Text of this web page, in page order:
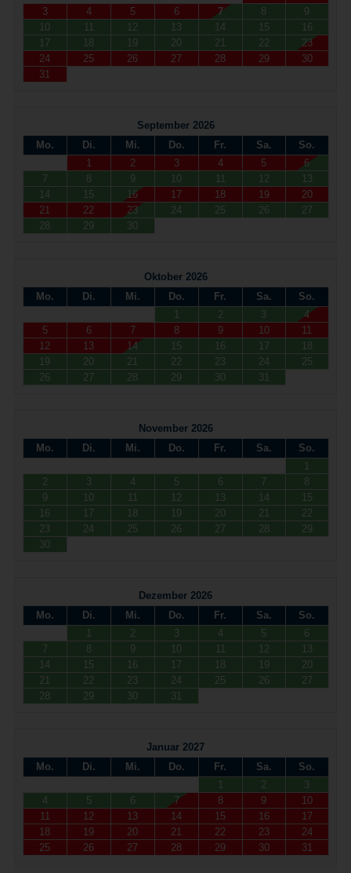
3
4 5 6 7 8
9
10
11 12 13 14 15
16
17
18 19 20 21 22
23
24
25 26 27 28 29
30
31
September 2026
Mo.
Di. Mi. Do. Fr. Sa.
So.
1
2 3 4 5
6
7
8 9 10 11 12
13
14
15 16 17 18 19
20
21
22 23 24 25 26
27
28
29 30
Oktober 2026
Mo.
Di. Mi. Do. Fr. Sa.
So.
1
2 3
4
5
6 7 8 9 10
11
12
13 14 15 16 17
18
19
20 21 22 23 24
25
26
27 28 29 30 31
November 2026
Mo.
Di. Mi. Do. Fr. Sa.
So.
1
2
3 4 5 6 7
8
9
10 11 12 13 14
15
16
17 18 19 20 21
22
23
24 25 26 27 28
29
30
Dezember 2026
Mo.
Di. Mi. Do. Fr. Sa.
So.
1
2 3 4 5
6
7
8 9 10 11 12
13
14
15 16 17 18 19
20
21
22 23 24 25 26
27
28
29 30 31
Januar 2027
Mo.
Di. Mi. Do. Fr. Sa.
So.
1
2
3
4
5 6 7 8 9
10
11
12 13 14 15 16
17
18
19 20 21 22 23
24
25
26 27 28 29 30 31